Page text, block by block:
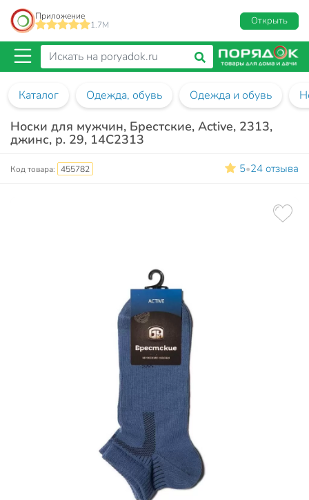
Приложение
1.7M
Открыть
Каталог Одежда, обувь Одежда и обувь
Носки для мужчин, Брестские, Active, 2313,
джинс, р. 29, 14С2313
Код товара: 455782 5•24 отзыва